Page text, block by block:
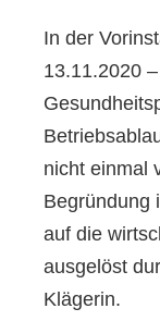
In der
13.11.2020
nicht einmal
Begründung
auf die
ausgelöst
Klägerin.